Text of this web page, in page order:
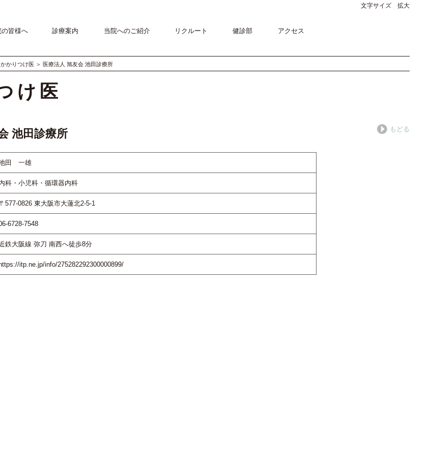
の皆様へ 診療案内 当院へのご紹介 リクルート 健診部 アクセス
文字サイズ 拡大
かかりつけ医 ＞医療法人 旭友会 池田診療所
け医
もどる
池田診療所
田 一雄
科・小児科・循環器内科
577-0826 東大阪市大蓮北2-5-1
6728-7548
鉄大阪線 弥刀 南西へ徒歩8分
https://itp.ne.jp/info/275282292300000899/